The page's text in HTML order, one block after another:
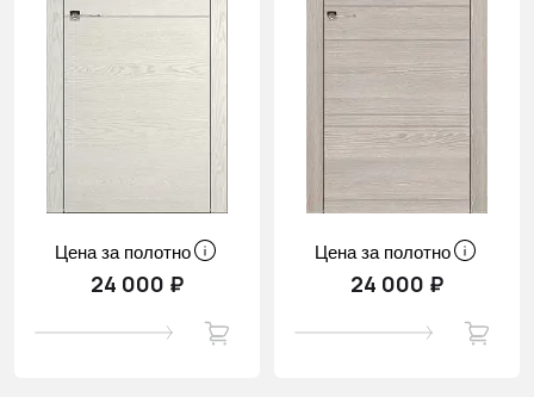
Цена за полотно
24 000 ₽
Цена за полотно
24 000 ₽